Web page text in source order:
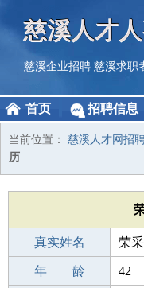
慈溪人才
慈溪企业招聘 慈溪求职
首页 招聘信息
当前位置： 慈溪人才网招
历
真实姓名 荣
性 别 女
年 龄 42